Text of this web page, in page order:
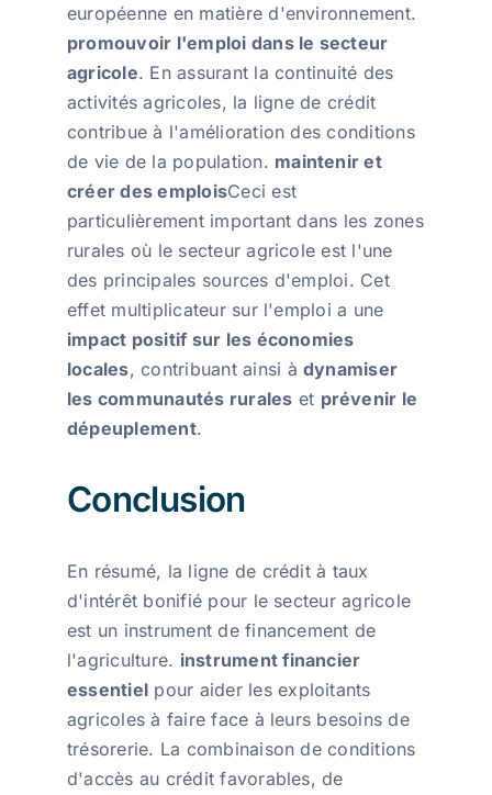
européenne en matière d'environnement.
promouvoir l'emploi dans le secteur
agricole. En assurant la continuité des
activités agricoles, la ligne de crédit
contribue à l'amélioration des conditions
de vie de la population. maintenir et
créer des emploisCeci est
particulièrement important dans les zones
rurales où le secteur agricole est l'une
des principales sources d'emploi. Cet
effet multiplicateur sur l'emploi a une
impact positif sur les économies
locales, contribuant ainsi à dynamiser
les communautés rurales et prévenir le
dépeuplement.
Conclusion
En résumé, la ligne de crédit à taux
d'intérêt bonifié pour le secteur agricole
est un instrument de financement de
l'agriculture. instrument financier
essentiel pour aider les exploitants
agricoles à faire face à leurs besoins de
trésorerie. La combinaison de conditions
d'accès au crédit favorables, de